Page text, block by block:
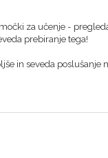
za učenje -
prebiranje tega!
in seveda poslušanje